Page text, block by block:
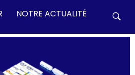
NOTRE ACTUALITÉ